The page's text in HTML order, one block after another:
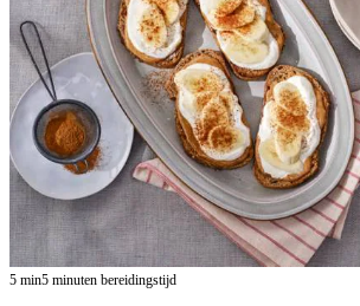
5 min5 minuten bereidingstijd